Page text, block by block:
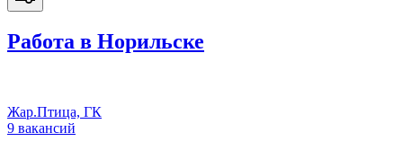
Работа в Норильске
Жар.Птица, ГК
9 вакансий